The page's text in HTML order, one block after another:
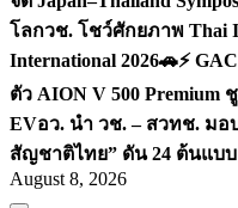
โลกวช. โชว์ศักยภาพ Thai
International 2026🚗⚡️
ตัว AION V 500 Premium
EVอว. นำ วช. – สวทช. ม
สัญชาติไทย” ดัน 24 ต้นแบ
August 8, 2026